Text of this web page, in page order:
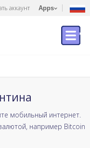
аккаунт Apps
мобильный интернет.
например Bitcoin